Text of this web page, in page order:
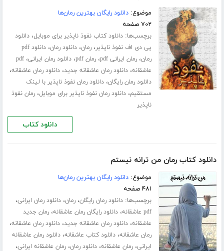
موضوع:دانلود رایگان بهترین رمان‌ها
۷۰۲ صفحه
برچسب‌ها:دانلود کتاب نفوذ ناپذیر برای موبایل،دانلود
پی دی اف نفوذ ناپذیر،رمان،دانلود رمان،
دانلود pdf
رمان،رمان ایرانی pdf ،رمان pdf ،دانلود رمان ایرانی،pdf
عاشقانه،دانلود رمان عاشقانه جدید،دانلود رمان عاشقانه،
دانلود رمان رایگان،دانلود رمان نفوذ ناپذیر با لینک
مستقیم،دانلود رمان نفوذ ناپذیر برای موبایل،رمان نفوذ
ناپذیر
دانلود کتاب
دانلود کتاب رمان من ترانه نیستم
موضوع:دانلود رایگان بهترین رمان‌ها
۴۸۱ صفحه
برچسب‌ها:دانلود رمان رایگان،رمان،دانلود رمان ایرانی،
pdf عاشقانه ،دانلود رایگان رمان عاشقانه،رمان جدید
عاشقانه،دانلود رمان عاشقانه جدید،دانلود رمان عاشقانه،
رمان عاشقانه،دانلود کتاب عاشقانه،دانلود رمان عاشقانه
ایرانی،رمان عاشقانه،دانلود رمان،رمان عاشقانه ایرانی،